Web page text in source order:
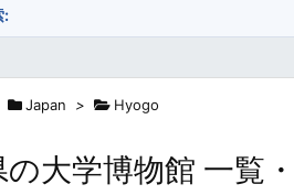
:
Japan > Hyogo
の大学博物館 一覧